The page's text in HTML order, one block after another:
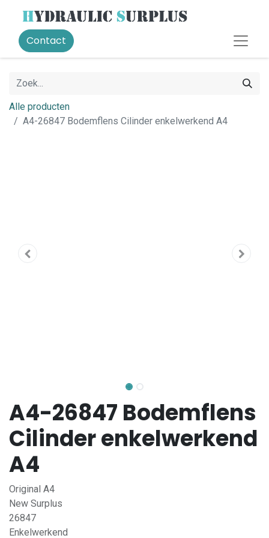
Contact
Alle producten
A4-26847 Bodemflens Cilinder enkelwerkend A4
A4-26847 Bodemflens
Cilinder enkelwerkend
A4
Original A4
New Surplus
26847
Enkelwerkend